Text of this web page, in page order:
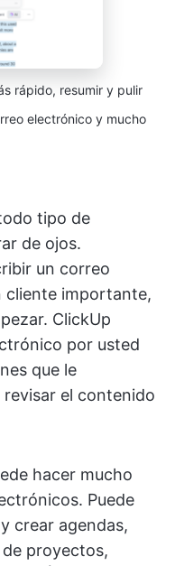
rápido, resumir y pulir
electrónico y mucho
tipo de
de ojos.
un correo
cliente importante,
ClickUp
por usted
que le
el contenido
hacer mucho
Puede
y crear agendas,
proyectos,